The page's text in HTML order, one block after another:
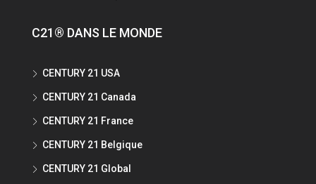
C21® DANS LE MONDE
CENTURY 21 USA
CENTURY 21 Canada
CENTURY 21 France
CENTURY 21 Belgique
CENTURY 21 Global